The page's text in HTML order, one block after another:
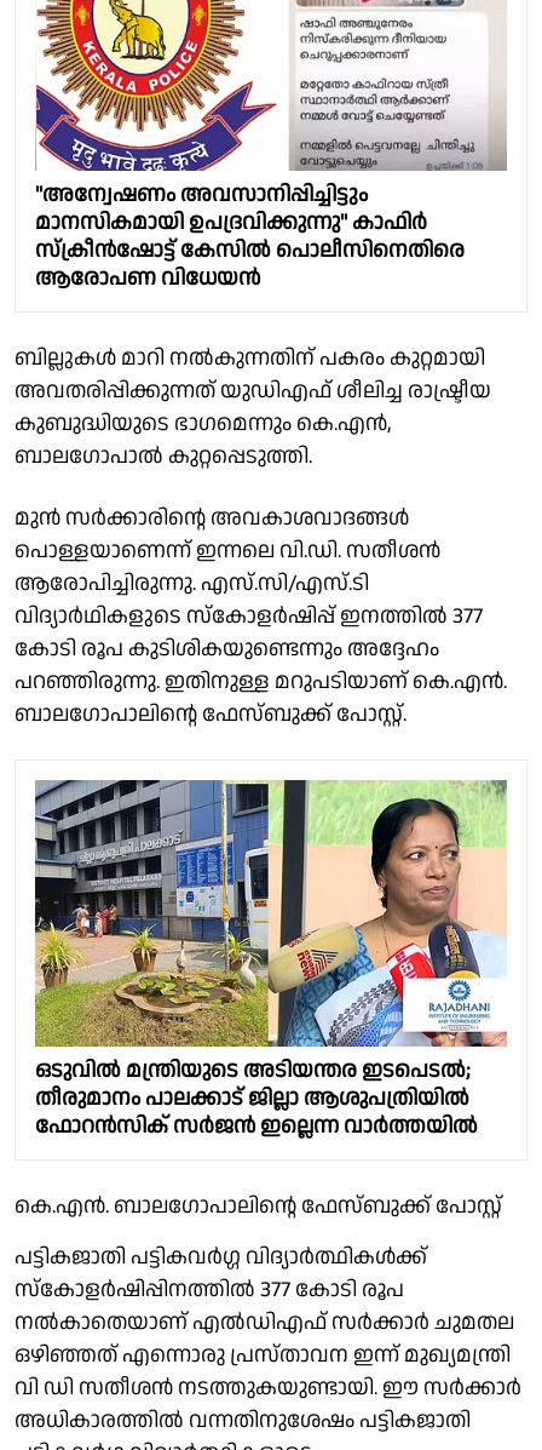
"അന്വേഷണം അവസാനിപ്പിച്ചിട്ടും
മാനസികമായി ഉപദ്രവിക്കുന്നു" കാഫിർ
സ്ക്രീൻഷോട്ട് കേസിൽ പൊലീസിനെതിരെ
ആരോപണ വിധേയന്‍
ബില്ലുകൾ മാറി നൽകുന്നതിന് പകരം കുറ്റമായി
അവതരിപ്പിക്കുന്നത് യുഡിഎഫ് ശീലിച്ച രാഷ്ട്രീയ
കുബുദ്ധിയുടെ ഭാഗമെന്നും കെ.എൻ,
ബാലഗോപാൽ കുറ്റപ്പെടുത്തി.
മുൻ സർക്കാരിൻ്റെ അവകാശവാദങ്ങൾ
പൊള്ളയാണെന്ന് ഇന്നലെ വി.ഡി. സതീശൻ
ആരോപിച്ചിരുന്നു. എസ്‌.സി/എസ്‌.ടി
വിദ്യാർഥികളുടെ സ്കോളർഷിപ്പ് ഇനത്തിൽ 377
കോടി രൂപ കുടിശികയുണ്ടെന്നും അദ്ദേഹം
പറഞ്ഞിരുന്നു. ഇതിനുള്ള മറുപടിയാണ് കെ.എൻ.
ബാലഗോപാലിൻ്റെ ഫേസ്ബുക്ക് പോസ്റ്റ്.
ഒടുവിൽ മന്ത്രിയുടെ അടിയന്തര ഇടപെടൽ;
തീരുമാനം പാലക്കാട് ജില്ലാ ആശുപത്രിയിൽ
ഫോറൻസിക് സർജൻ ഇല്ലെന്ന വാർത്തയിൽ
കെ.എൻ. ബാലഗോപാലിൻ്റെ ഫേസ്ബുക്ക് പോസ്റ്റ്
പട്ടികജാതി പട്ടികവർഗ്ഗ വിദ്യാർത്ഥികൾക്ക്
സ്കോളർഷിപ്പിനത്തിൽ 377 കോടി രൂപ
നൽകാതെയാണ് എൽഡിഎഫ് സർക്കാർ ചുമതല
ഒഴിഞ്ഞത് എന്നൊരു പ്രസ്താവന ഇന്ന് മുഖ്യമന്ത്രി
വി ഡി സതീശൻ നടത്തുകയുണ്ടായി. ഈ സർക്കാർ
അധികാരത്തിൽ വന്നതിനുശേഷം പട്ടികജാതി